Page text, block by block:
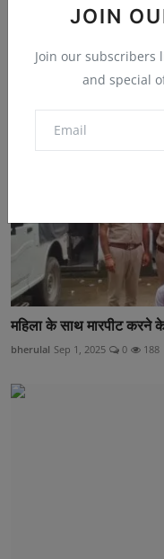
JOIN
Join our subscribers
and special
विश्व पर्यावरण दिवस पर
महिला के साथ मारपीट करने
bherulal Sep 1, 2025 0 188